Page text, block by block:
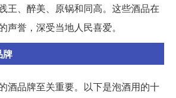
王、醉美、原锅和同高。这些酒品在
声誉，深受当地人民喜爱。
牌
酒品牌至关重要。以下是泡酒用的十